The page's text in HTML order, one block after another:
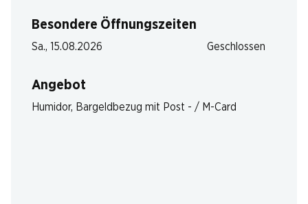
Besondere Öffnungszeiten
Sa., 15.08.2026 Geschlossen
Angebot
Humidor, Bargeldbezug mit Post - / M-Card